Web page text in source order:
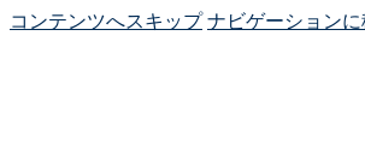
コンテンツへスキップ ナビゲーションに